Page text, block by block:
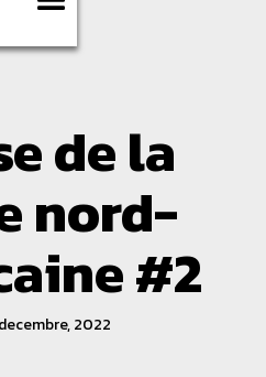
de la
nord-
#2
2022